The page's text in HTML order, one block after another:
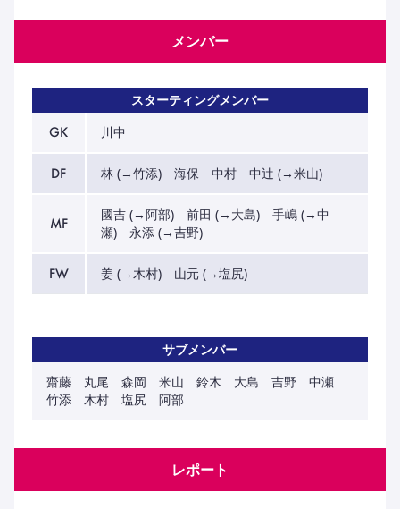
メンバー
スターティングメンバー
GK
川中
DF 林 (→竹添) 海保 中村 中辻 (→米山)
MF
國吉 (→阿部) 前田 (→大島) 手嶋 (→中
瀬) 永添 (→吉野)
FW 姜 (→木村) 山元 (→塩尻)
サブメンバー
齋藤 丸尾 森岡 米山 鈴木 大島 吉野 中瀬
竹添 木村 塩尻 阿部
レポート